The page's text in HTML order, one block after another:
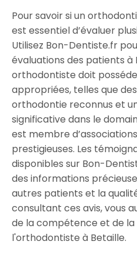
Pour savoir si un
est essentiel d’évaluer
Utilisez Bon-Dentiste.fr
évaluations des patients à
orthodontiste doit
appropriées, telles que
orthodontie reconnus et
significative dans le
est membre
prestigieuses. Les
disponibles sur Bon-
des informations
autres patients et la
consultant ces avis, vous
de la compétence et de
l'orthodontiste à Betaille.